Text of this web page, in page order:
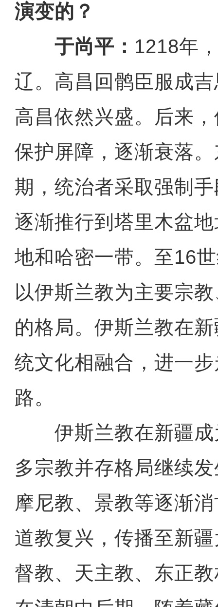
演变的？
于尚平： 1218年
辽。高昌回鹘臣服成
高昌依然兴盛。后来
保护屏障，逐渐衰落
期，统治者采取强制
逐渐推行到塔里木盆
地和哈密一带。至16
以伊斯兰教为主要宗
的格局。伊斯兰教在
统文化相融合，进一
路。
伊斯兰教在新疆成
多宗教并存格局继续
摩尼教、景教等逐渐
道教复兴，传播至新
督教、天主教、东正